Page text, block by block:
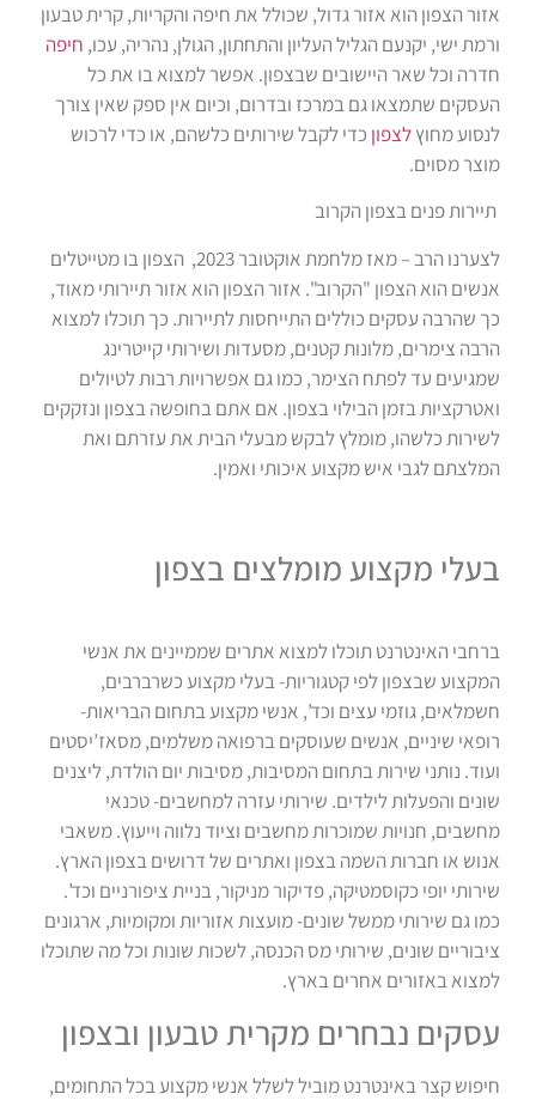
אזור הצפון הוא אזור גדול, שכולל את חיפה והקריות, קרית טבעון
ורמת ישי, יקנעם הגליל העליון והתחתון, הגולן, נהריה, עכו, חיפה
חדרה וכל שאר היישובים שבצפון. אפשר למצוא בו את כל
העסקים שתמצאו גם במרכז ובדרום, וכיום אין ספק שאין צורך
לנסוע מחוץלצפון כדי לקבל שירותים כלשהם, או כדי לרכוש
מוצר מסוים.
תיירות פנים בצפון הקרוב
לצערנו הרב – מאז מלחמת אוקטובר 2023, הצפון בו מטייטלים
אנשים הוא הצפון "הקרוב". אזור הצפון הוא אזור תיירותי מאוד,
כך שהרבה עסקים כוללים התייחסות לתיירות. כך תוכלו למצוא
הרבה צימרים, מלונות קטנים, מסעדות ושירותי קייטרינג
שמגיעים עד לפתח הצימר, כמו גם אפשרויות רבות לטיולים
ואטרקציות בזמן הבילוי בצפון. אם אתם בחופשה בצפון ונזקקים
לשירות כלשהו, מומלץ לבקש מבעלי הבית את עזרתם ואת
המלצתם לגבי איש מקצוע איכותי ואמין.
בעלי מקצוע מומלצים בצפון
ברחבי האינטרנט תוכלו למצוא אתרים שממיינים את אנשי
המקצוע שבצפון לפי קטגוריות- בעלי מקצוע כשרברבים,
חשמלאים, גוזמי עצים וכד’, אנשי מקצוע בתחום הבריאות-
רופאי שיניים, אנשים שעוסקים ברפואה משלמים, מסאז’יסטים
ועוד. נותני שירות בתחום המסיבות, מסיבות יום הולדת, ליצנים
שונים והפעלות לילדים. שירותי עזרה למחשבים- טכנאי
מחשבים, חנויות שמוכרות מחשבים וציוד נלווה וייעוץ. משאבי
אנוש או חברות השמה בצפון ואתרים של דרושים בצפון הארץ.
שירותי יופי כקוסמטיקה, פדיקור מניקור, בניית ציפורניים וכד’.
כמו גם שירותי ממשל שונים- מועצות אזוריות ומקומיות, ארגונים
ציבוריים שונים, שירותי מס הכנסה, לשכות שונות וכל מה שתוכלו
למצוא באזורים אחרים בארץ.
עסקים נבחרים מקרית טבעון ובצפון
חיפוש קצר באינטרנט מוביל לשלל אנשי מקצוע בכל התחומים,